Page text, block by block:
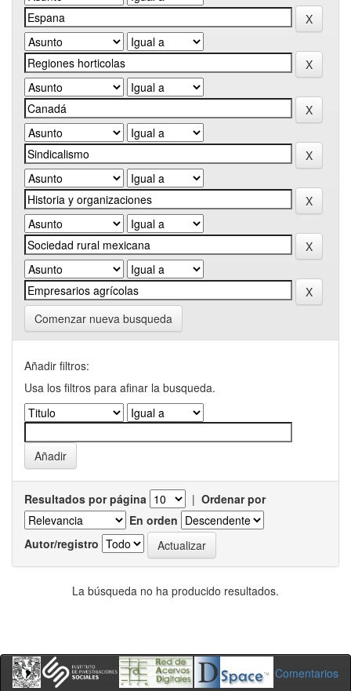
Comenzar nueva busqueda
Añadir filtros:
Usa los filtros para afinar la busqueda.
Resultados por página | Ordenar por
En orden
Autor/registro
La búsqueda no ha producido resultados.
Comentarios